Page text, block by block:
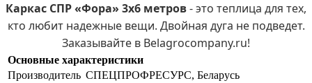
Каркас СПР «Фора» 3х6 метров- это теплица для тех,
кто любит надежные вещи. Двойная дуга не подведет.
Заказывайте в Belagrocompany.ru!
Основные характеристики
Производитель СПЕЦПРОФРЕСУРС, Беларусь